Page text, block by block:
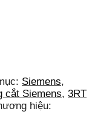
Siemens,
cắt Siemens, 3RT
hiệu: